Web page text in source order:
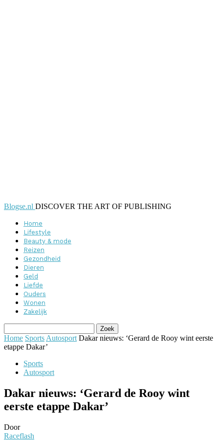
Blogse.nl DISCOVER THE ART OF PUBLISHING
Home
Lifestyle
Beauty & mode
Reizen
Gezondheid
Dieren
Geld
Liefde
Ouders
Wonen
Zakelijk
Home Sports Autosport Dakar nieuws: ‘Gerard de Rooy wint eerste
etappe Dakar’
Sports
Autosport
Dakar nieuws: ‘Gerard de Rooy wint
eerste etappe Dakar’
Door
Raceflash